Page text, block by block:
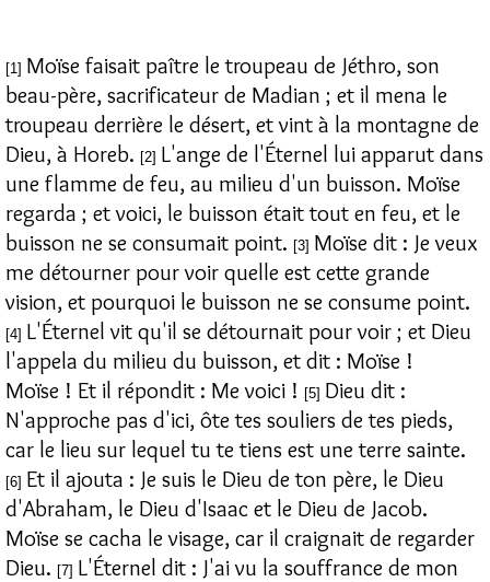
[1] Moïse faisait paître le troupeau de Jéthro, son
beau-père, sacrificateur de Madian ; et il mena le
troupeau derrière le désert, et vint à la montagne de
Dieu, à Horeb. [2] L'ange de l'Éternel lui apparut dans
une flamme de feu, au milieu d'un buisson. Moïse
regarda ; et voici, le buisson était tout en feu, et le
buisson ne se consumait point. [3] Moïse dit : Je veux
me détourner pour voir quelle est cette grande
vision, et pourquoi le buisson ne se consume point.
[4] L'Éternel vit qu'il se détournait pour voir ; et Dieu
l'appela du milieu du buisson, et dit : Moïse !
Moïse ! Et il répondit : Me voici ! [5] Dieu dit :
N'approche pas d'ici, ôte tes souliers de tes pieds,
car le lieu sur lequel tu te tiens est une terre sainte.
[6] Et il ajouta : Je suis le Dieu de ton père, le Dieu
d'Abraham, le Dieu d'Isaac et le Dieu de Jacob.
Moïse se cacha le visage, car il craignait de regarder
Dieu. [7] L'Éternel dit : J'ai vu la souffrance de mon